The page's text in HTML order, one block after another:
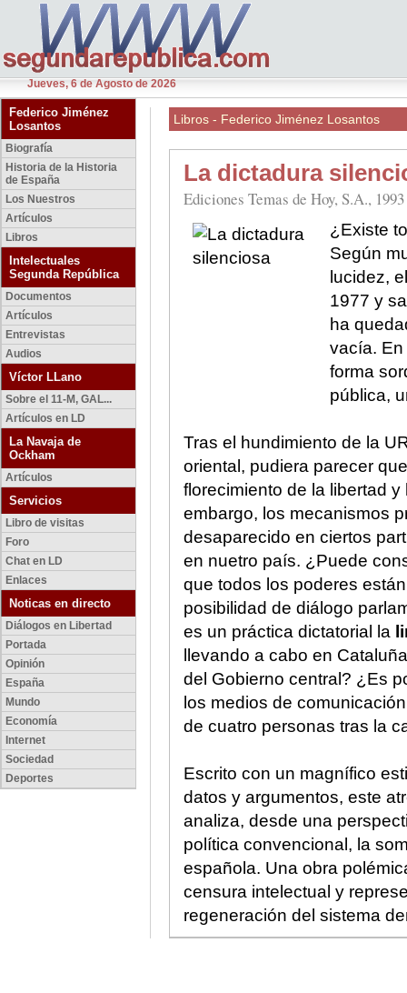
Jueves, 6 de Agosto de 2026
Federico Jiménez
Losantos
Biografía
Historia de la Historia
de España
Los Nuestros
Artículos
Libros
Intelectuales
Segunda República
Documentos
Artículos
Entrevistas
Audios
Víctor LLano
Sobre el 11-M, GAL...
Artículos en LD
La Navaja de
Ockham
Artículos
Servicios
Libro de visitas
Foro
Chat en LD
Enlaces
Noticas en directo
Diálogos en Libertad
Portada
Opinión
España
Mundo
Economía
Internet
Sociedad
Deportes
Libros - Federico Jiménez Losantos
La dictadura
Ediciones Temas de Hoy, S.A., 1993
¿Existe
Según
lucidez,
1977 y
ha
vacía.
forma
pública,
Tras el hundimiento de la
oriental, pudiera parecer
florecimiento de la libertad
embargo, los mecanismos
desaparecido en ciertos
en nuetro país. ¿Puede
que todos los poderes
posibilidad de diálogo
es un práctica dictatorial la
llevando a cabo en
del Gobierno central? ¿Es
los medios de
de cuatro personas tras la
Escrito con un magnífico
datos y argumentos, este
analiza, desde una
política convencional, la
española. Una obra
censura intelectual y
regeneración del sistema